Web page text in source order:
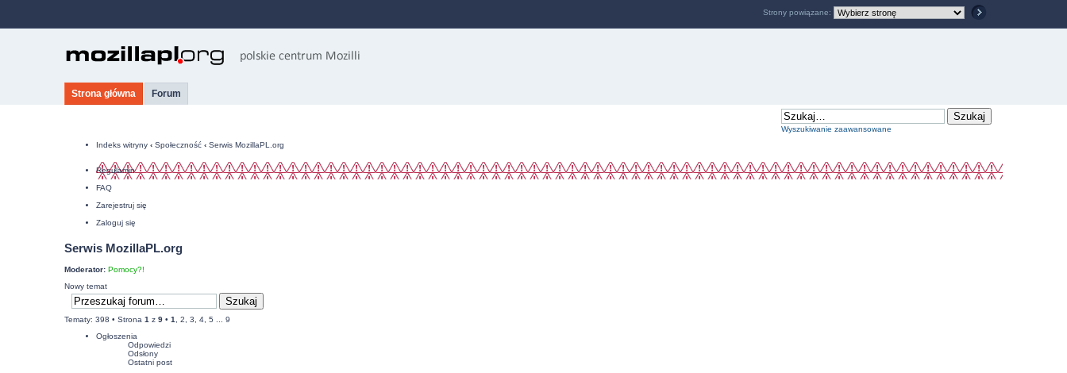
Strona główna Forum
Wyszukiwanie zaawansowane
Indeks witryny ‹ Społeczność ‹ Serwis MozillaPL.org
Regulamin
FAQ
Zarejestruj się
Zaloguj się
Serwis MozillaPL.org
Moderator: Pomocy?!
Nowy temat
Tematy: 398 • Strona 1 z 9• 1 2 3 4, 5
9
Ogłoszenia
Odpowiedzi
Odsłony
Ostatni post
Strony powiązane: